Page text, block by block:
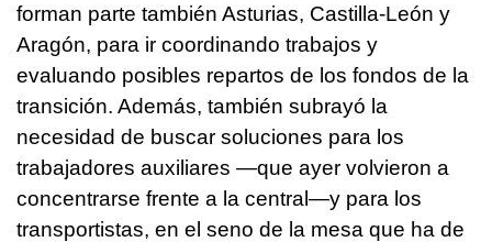
forman parte también Asturias, Castilla-León y
Aragón, para ir coordinando trabajos y
evaluando posibles repartos de los fondos de la
transición. Además, también subrayó la
necesidad de buscar soluciones para los
trabajadores auxiliares —que ayer volvieron a
concentrarse frente a la central—y para los
transportistas, en el seno de la mesa que ha de